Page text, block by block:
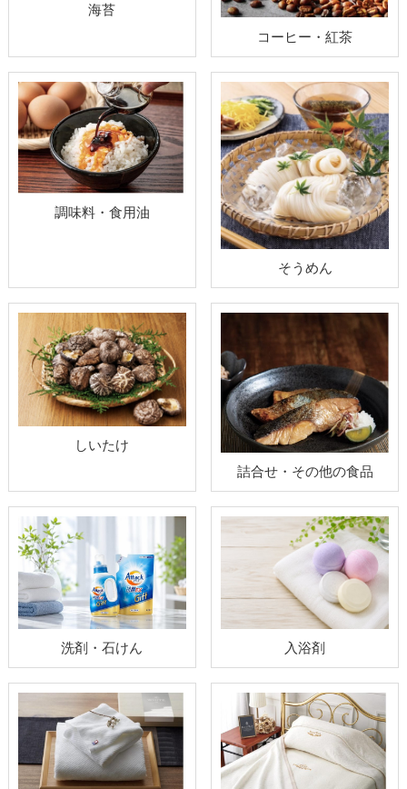
海苔
コーヒー・紅茶
調味料・食用油
そうめん
しいたけ
詰合せ・その他の食品
洗剤・石けん 入浴剤